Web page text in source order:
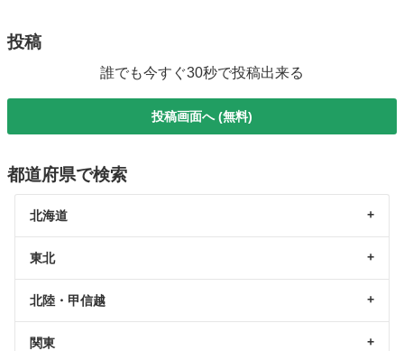
投稿
誰でも今すぐ30秒で投稿出来る
投稿画面へ (無料)
都道府県で検索
北海道
東北
北陸・甲信越
関東